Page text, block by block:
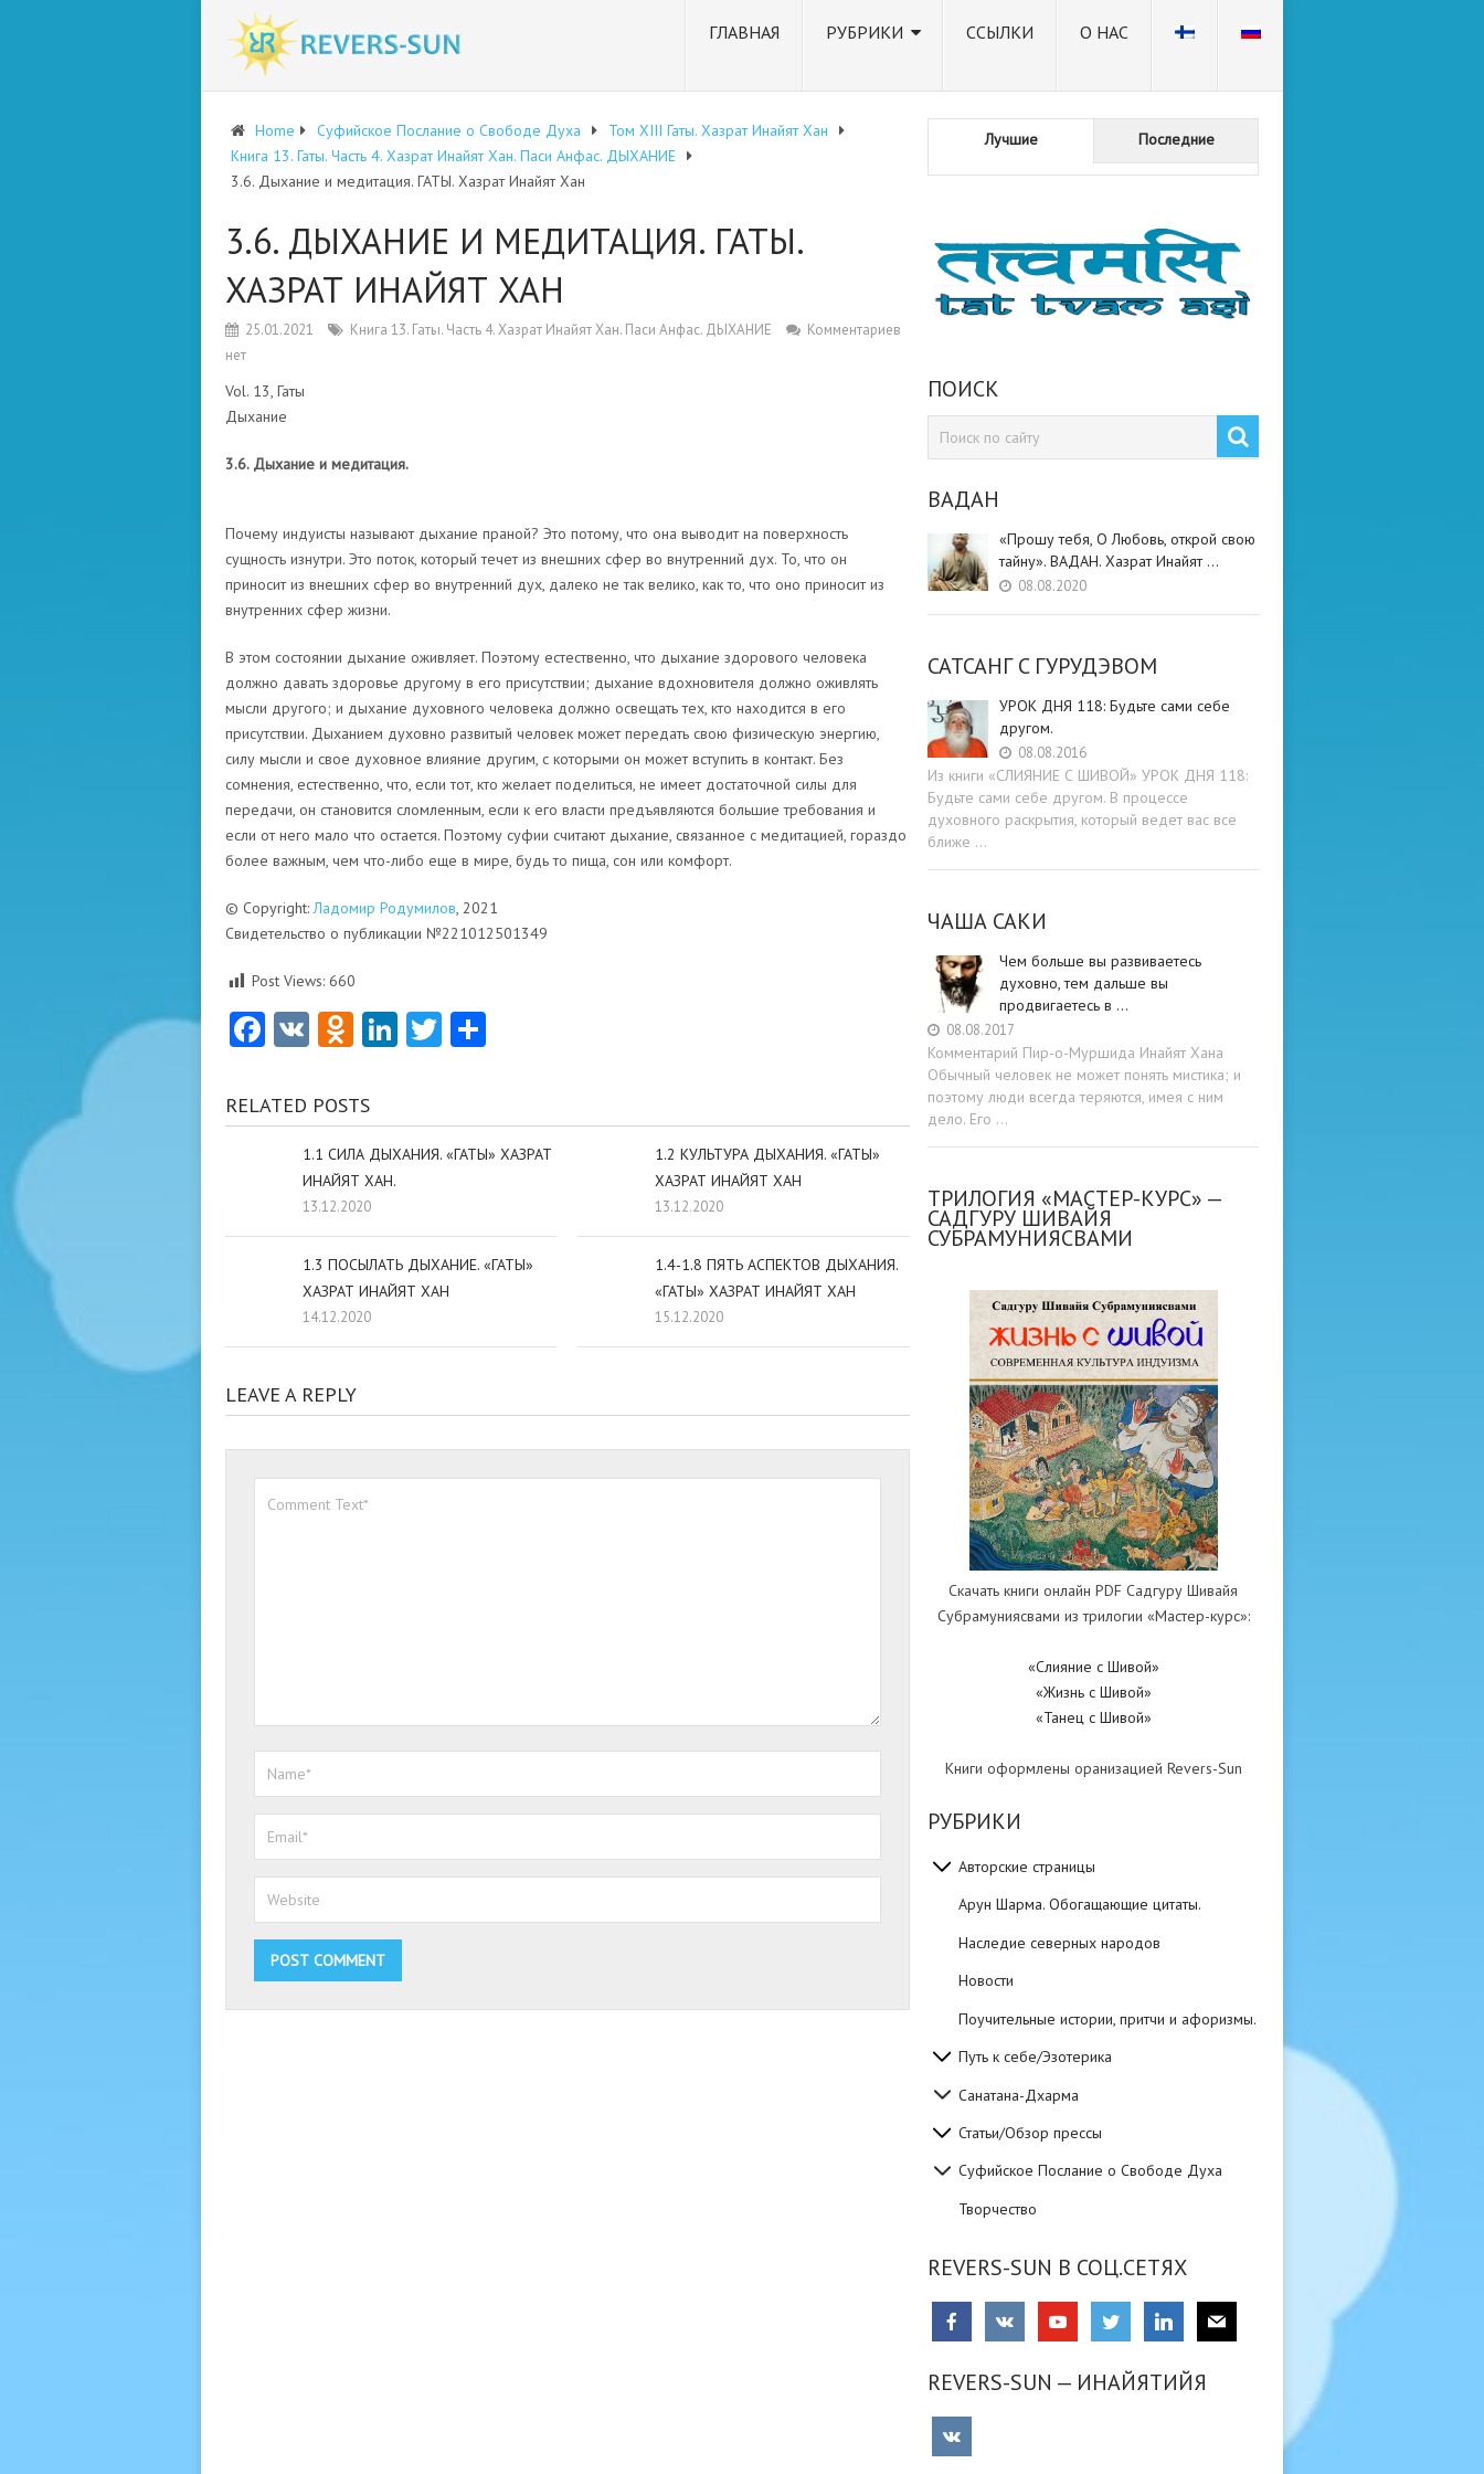
ГЛАВНАЯ РУБРИКИ ССЫЛКИ О НАС
Home Суфийское Послание о Свободе Духа
Том XIII Гаты. Хазрат Инайят Хан
Книга 13. Гаты. Часть 4. Хазрат Инайят Хан. Паси Анфас. ДЫХАНИЕ
3.6. Дыхание и медитация. ГАТЫ. Хазрат Инайят Хан
3.6. ДЫХАНИЕ И МЕДИТАЦИЯ. ГАТЫ.
ХАЗРАТ ИНАЙЯТ ХАН
25.01.2021 Книга 13. Гаты. Часть 4. Хазрат Инайят Хан. Паси Анфас. ДЫХАНИЕ
Комментариев
нет
Vol. 13, Гаты
Дыхание
3.6. Дыхание и медитация.
Почему индуисты называют дыхание праной? Это потому, что она выводит на поверхность
сущность изнутри. Это поток, который течет из внешних сфер во внутренний дух. То, что он
приносит из внешних сфер во внутренний дух, далеко не так велико, как то, что оно приносит из
внутренних сфер жизни.
В этом состоянии дыхание оживляет. Поэтому естественно, что дыхание здорового человека
должно давать здоровье другому в его присутствии; дыхание вдохновителя должно оживлять
мысли другого; и дыхание духовного человека должно освещать тех, кто находится в его
присутствии. Дыханием духовно развитый человек может передать свою физическую энергию,
силу мысли и свое духовное влияние другим, с которыми он может вступить в контакт. Без
сомнения, естественно, что, если тот, кто желает поделиться, не имеет достаточной силы для
передачи, он становится сломленным, если к его власти предъявляются большие требования и
если от него мало что остается. Поэтому суфии считают дыхание, связанное с медитацией, гораздо
более важным, чем что-либо еще в мире, будь то пища, сон или комфорт.
© Copyright:Ладомир Родумилов, 2021
Свидетельство о публикации №221012501349
Post Views: 660
Facebook
VKOdnoklassniki
LinkedIn
TwitterОтправить
RELATED POSTS
1.1 СИЛА ДЫХАНИЯ. «ГАТЫ» ХАЗРАТ
ИНАЙЯТ ХАН.
13.12.2020
1.2 КУЛЬТУРА ДЫХАНИЯ. «ГАТЫ»
ХАЗРАТ ИНАЙЯТ ХАН
13.12.2020
1.3 ПОСЫЛАТЬ ДЫХАНИЕ. «ГАТЫ»
ХАЗРАТ ИНАЙЯТ ХАН
14.12.2020
1.4-1.8 ПЯТЬ АСПЕКТОВ ДЫХАНИЯ.
«ГАТЫ» ХАЗРАТ ИНАЙЯТ ХАН
15.12.2020
LEAVE A REPLY
Лучшие Последние
ПОИСК
ВАДАН
«Прошу тебя, О Любовь, открой свою
тайну». ВАДАН. Хазрат Инайят …
08.08.2020
САТСАНГ C ГУРУДЭВОМ
УРОК ДНЯ 118: Будьте cами cебе
другом.
08.08.2016
Из книги «СЛИЯНИЕ С ШИВОЙ» УРОК ДНЯ 118:
Будьте cами cебе другом. В процессе
духовного раскрытия, который ведет вас все
ближе …
ЧАША САКИ
Чем больше вы развиваетесь
духовно, тем дальше вы
продвигаетесь в …
08.08.2017
Комментарий Пир-о-Муршида Инайят Хана
Обычный человек не может понять мистика; и
поэтому люди всегда теряются, имея с ним
дело. Его …
ТРИЛОГИЯ «МАСТЕР-КУРС» —
САДГУРУ ШИВАЙЯ
СУБРАМУНИЯСВАМИ
Скачать книги онлайн PDF Садгуру Шивайя
Субрамуниясвами из трилогии «Мастер-курс»:
«Слияние с Шивой»
«Жизнь с Шивой»
«Танец с Шивой»
Книги оформлены оранизацией Revers-Sun
РУБРИКИ
Авторские страницы
Арун Шарма. Обогащающие цитаты.
Наследие северных народов
Новости
Поучительные истории, притчи и афоризмы.
Путь к себе/Эзотерика
Санатана-Дхарма
Статьи/Обзор прессы
Суфийское Послание о Свободе Духа
Творчество
REVERS-SUN В СОЦ.СЕТЯХ
REVERS-SUN — ИНАЙЯТИЙЯ